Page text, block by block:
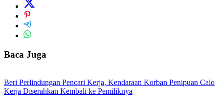
Baca Juga
Beri Perlindungan Pencari Kerja, Kendaraan Korban Penipuan Calo
Kerja Diserahkan Kembali ke Pemiliknya